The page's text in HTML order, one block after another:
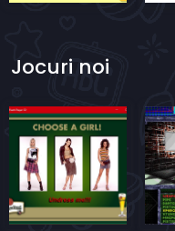
Jocuri noi